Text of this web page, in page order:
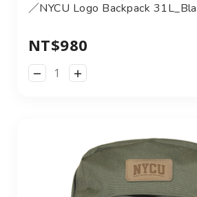
／NYCU Logo Backpack
NT$980